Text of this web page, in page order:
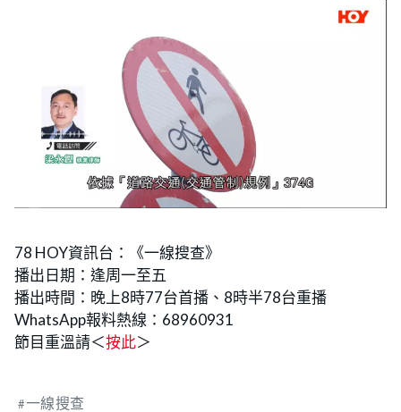
78 HOY資訊台：《一線搜查》
播出日期：逢周一至五
播出時間：晚上8時77台首播、8時半78台重播
WhatsApp報料熱線：68960931
節目重溫請＜按此＞
一線搜查